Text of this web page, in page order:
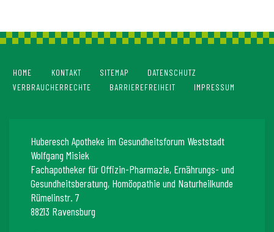
HOME KONTAKT SITEMAP
DATENSCHUTZ
VERBRAUCHERRECHTE
BARRIEREFREIHEIT IMPRESSUM
Huberesch Apotheke im Gesundheitsforum Weststadt
Wolfgang Misiek
Fachapotheker für Offizin-Pharmazie, Ernährungs- und
Gesundheitsberatung, Homöopathie und Naturheilkunde
Rümelinstr. 7
88213 Ravensburg